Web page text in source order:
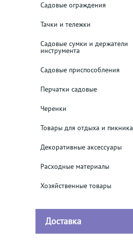
Садовые ограждения
Тачки и тележки
Садовые сумки и держатели
инструмента
Садовые приспособления
Перчатки садовые
Черенки
Товары для отдыха и пикника
Декоративные аксессуары
Расходные материалы
Хозяйственные товары
Доставка